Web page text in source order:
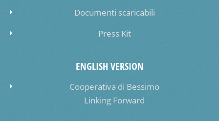
Documenti scaricabili
Press Kit
ENGLISH VERSION
Cooperativa di Bessimo
Linking Forward